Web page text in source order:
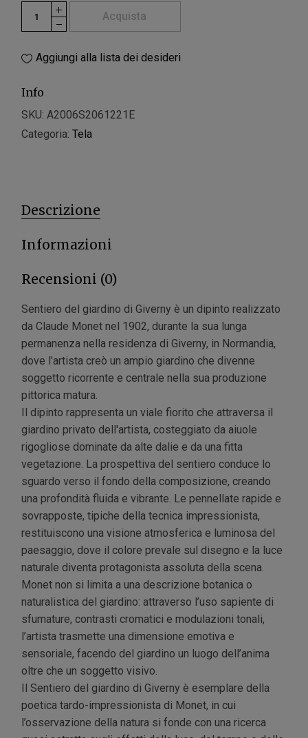
Acquista
Aggiungi alla lista dei desideri
Info
SKU:A2006S2061221E
Categoria:Tela
Descrizione
Informazioni
Recensioni (0)
Sentiero del giardino di Giverny è un dipinto realizzato
da Claude Monet nel 1902, durante la sua lunga
permanenza nella residenza di Giverny, in Normandia,
dove l’artista creò un ampio giardino che divenne
soggetto ricorrente e centrale nella sua produzione
pittorica matura.
Il dipinto rappresenta un viale fiorito che attraversa il
giardino privato dell'artista, costeggiato da aiuole
rigogliose dominate da alte dalie e da una fitta
vegetazione. La prospettiva del sentiero conduce lo
sguardo verso il fondo della composizione, creando
una profondità fluida e vibrante. Le pennellate rapide e
sovrapposte, tipiche della tecnica impressionista,
restituiscono una visione atmosferica e luminosa del
paesaggio, dove il colore prevale sul disegno e la luce
naturale diventa protagonista assoluta della scena.
Monet non si limita a una descrizione botanica o
naturalistica del giardino: attraverso l’uso sapiente di
sfumature, contrasti cromatici e modulazioni tonali,
l’artista trasmette una dimensione emotiva e
sensoriale, facendo del giardino un luogo dell’anima
oltre che un soggetto visivo.
Il Sentiero del giardino di Giverny è esemplare della
poetica tardo-impressionista di Monet, in cui
l’osservazione della natura si fonde con una ricerca